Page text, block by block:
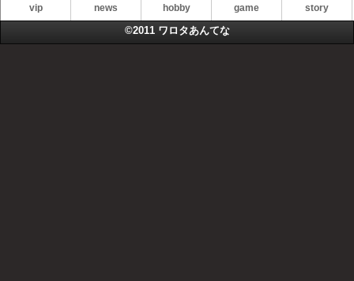
vip news hobby game story
©2011 ワロタあんてな